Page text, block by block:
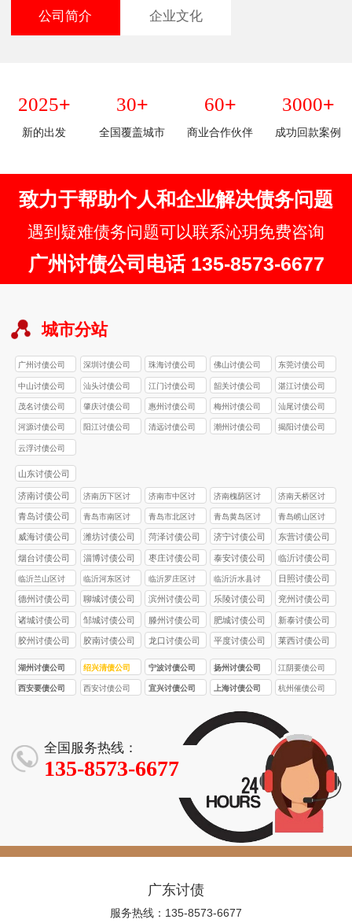
公司简介 企业文化
2025+
新的出发
30+
全国覆盖城市
60+
商业合作伙伴
3000+
成功回款案例
致力于帮助个人和企业解决债务问题
遇到疑难债务问题可以联系沁玥免费咨询
广州讨债公司电话 135-8573-6677
城市分站
广州讨债公司 深圳讨债公司 珠海讨债公司 佛山讨债公司 东莞讨债公司
中山讨债公司 汕头讨债公司 江门讨债公司 韶关讨债公司 湛江讨债公司
茂名讨债公司 肇庆讨债公司 惠州讨债公司 梅州讨债公司 汕尾讨债公司
河源讨债公司 阳江讨债公司 清远讨债公司 潮州讨债公司 揭阳讨债公司
云浮讨债公司
山东讨债公司
济南讨债公司
济南历下区讨
债公司
济南市中区讨
债公司
济南槐荫区讨
债公司
济南天桥区讨
债公司
青岛讨债公司
青岛市南区讨
债公司
青岛市北区讨
债公司
青岛黄岛区讨
债公司
青岛崂山区讨
债公司
威海讨债公司 潍坊讨债公司 菏泽讨债公司 济宁讨债公司 东营讨债公司
烟台讨债公司 淄博讨债公司 枣庄讨债公司 泰安讨债公司 临沂讨债公司
临沂兰山区讨
债公司
临沂河东区讨
债公司
临沂罗庄区讨
债公司
临沂沂水县讨
债公司
日照讨债公司
德州讨债公司 聊城讨债公司 滨州讨债公司 乐陵讨债公司 兖州讨债公司
诸城讨债公司 邹城讨债公司 滕州讨债公司 肥城讨债公司 新泰讨债公司
胶州讨债公司 胶南讨债公司 龙口讨债公司 平度讨债公司 莱西讨债公司
湖州讨债公司 绍兴清债公司 宁波讨债公司 扬州讨债公司 江阴要债公司
西安要债公司 西安讨债公司 宜兴讨债公司 上海讨债公司 杭州催债公司
全国服务热线：
135-8573-6677
广东讨债
服务热线：135-8573-6677